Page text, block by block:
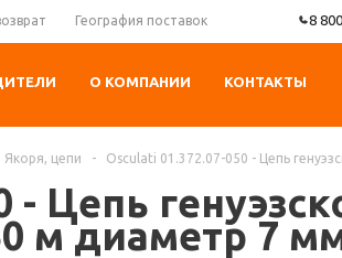
География поставок 8
О КОМПАНИИ КОНТАКТЫ
Якоря, цепи - Osculati 01.372.07-050 - Цепь
- Цепь
м диаметр 7